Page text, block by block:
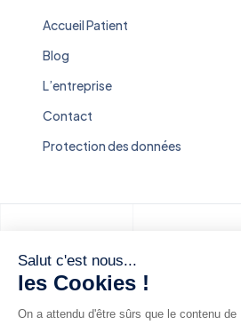
Salut c'est nous...
les Cookies !
On a attendu d'être sûrs que le contenu de
Accueil Patient
Blog
L’entreprise
Contact
Protection des données